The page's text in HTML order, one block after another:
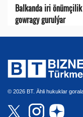
Balkanda iri
gowragy gurulýar
© 2026 BT. Ähli hukuklar